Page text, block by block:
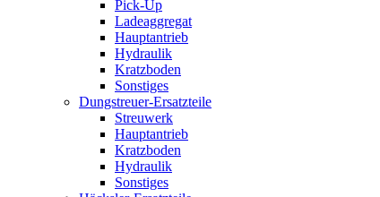
Pick-Up
Ladeaggregat
Hauptantrieb
Hydraulik
Kratzboden
Sonstiges
Dungstreuer-Ersatzteile
Streuwerk
Hauptantrieb
Kratzboden
Hydraulik
Sonstiges